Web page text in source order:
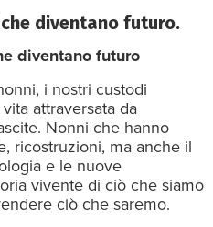
diventano futuro.
diventano futuro
i nostri custodi
attraversata da
Nonni che hanno
ricostruzioni, ma anche il
e le nuove
vivente di ciò che siamo
ciò che saremo.